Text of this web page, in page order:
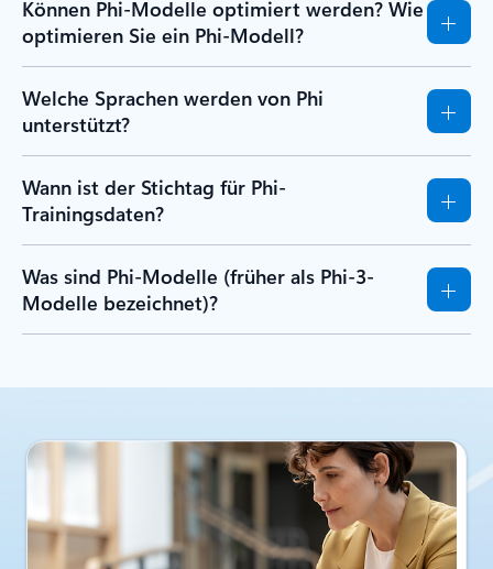
Können Phi-Modelle optimiert werden? Wie
optimieren Sie ein Phi-Modell?
Welche Sprachen werden von Phi
unterstützt?
Wann ist der Stichtag für Phi-
Trainingsdaten?
Was sind Phi-Modelle (früher als Phi-3-
Modelle bezeichnet)?